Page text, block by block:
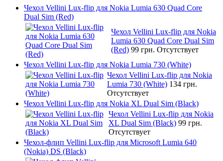
Чехол Vellini Lux-flip для Nokia Lumia 630 Quad Core
Dual Sim (Red)
Чехол Vellini Lux-flip для Nokia
Lumia 630 Quad Core Dual Sim
(Red) 99 грн. Отсутствует
Чехол Vellini Lux-flip для Nokia Lumia 730 (White)
Чехол Vellini Lux-flip для Nokia
Lumia 730 (White) 134 грн.
Отсутствует
Чехол Vellini Lux-flip для Nokia XL Dual Sim (Black)
Чехол Vellini Lux-flip для Nokia
XL Dual Sim (Black) 99 грн.
Отсутствует
Чехол-флип Vellini Lux-flip для Microsoft Lumia 640
(Nokia) DS (Black)